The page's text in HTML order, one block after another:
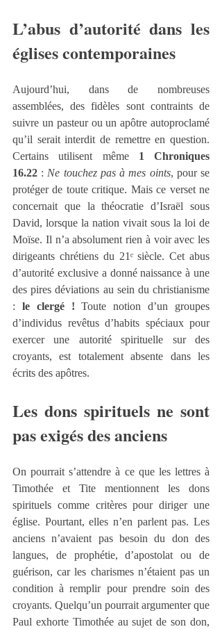
L’abus d’autorité dans les
églises contemporaines
Aujourd’hui, dans de nombreuses
assemblées, des fidèles sont contraints de
suivre un pasteur ou un apôtre autoproclamé
qu’il serait interdit de remettre en question.
Certains utilisent même 1 Chroniques
16.22 : Ne touchez pas à mes oints, pour se
protéger de toute critique. Mais ce verset ne
concernait que la théocratie d’Israël sous
David, lorsque la nation vivait sous la loi de
Moïse. Il n’a absolument rien à voir avec les
dirigeants chrétiens du 21ᵉ siècle. Cet abus
d’autorité exclusive a donné naissance à une
des pires déviations au sein du christianisme
: le clergé ! Toute notion d’un groupes
d’individus revêtus d’habits spéciaux pour
exercer une autorité spirituelle sur des
croyants, est totalement absente dans les
écrits des apôtres.
Les dons spirituels ne sont
pas exigés des anciens
On pourrait s’attendre à ce que les lettres à
Timothée et Tite mentionnent les dons
spirituels comme critères pour diriger une
église. Pourtant, elles n’en parlent pas. Les
anciens n’avaient pas besoin du don des
langues, de prophétie, d’apostolat ou de
guérison, car les charismes n’étaient pas un
condition à remplir pour prendre soin des
croyants. Quelqu’un pourrait argumenter que
Paul exhorte Timothée au sujet de son don,